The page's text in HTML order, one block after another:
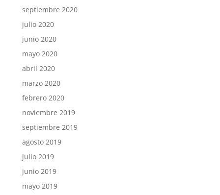
septiembre 2020
julio 2020
junio 2020
mayo 2020
abril 2020
marzo 2020
febrero 2020
noviembre 2019
septiembre 2019
agosto 2019
julio 2019
junio 2019
mayo 2019